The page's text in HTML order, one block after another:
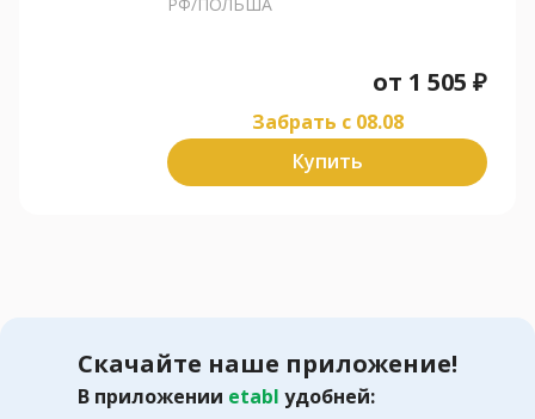
от 1 505 ₽
Забрать c 08.08
Купить
Скачайте наше приложение!
В приложении etabl удобней: